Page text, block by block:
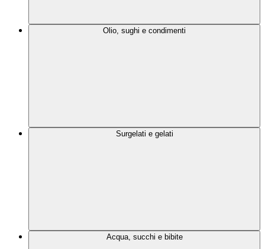
Olio, sughi e condimenti
Surgelati e gelati
Acqua, succhi e bibite